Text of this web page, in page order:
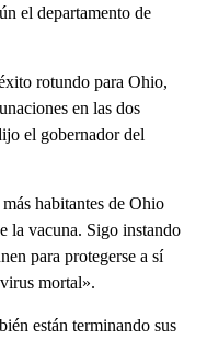
el departamento de
rotundo para Ohio,
en las dos
el gobernador del
habitantes de Ohio
la vacuna. Sigo instando
para protegerse a sí
mortal».
están terminando sus